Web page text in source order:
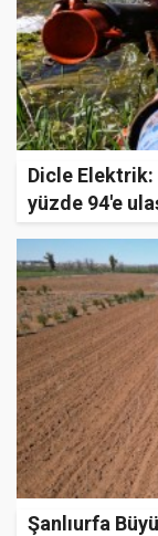
Dicle Elektrik:
yüzde 94'e
Şanlıurfa